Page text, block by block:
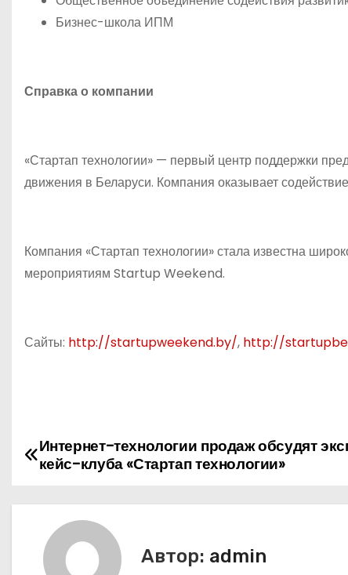
Бизнес-школа ИПМ
Справка о компании
«Стартап технологии» — первый центр поддержки
движения в Беларуси. Компания оказывает
Компания «Стартап технологии» стала известна
мероприятиям Startup Weekend.
Сайты: http://startupweekend.by/, http://
НИнтернет-технологии продаж обсудят
кейс-клуба «Стартап технологии»
Автор: admin